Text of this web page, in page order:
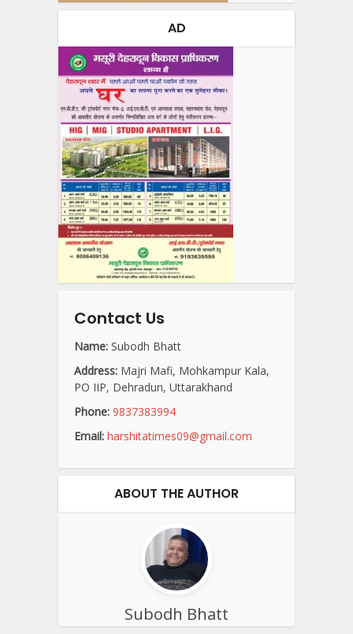
AD
Contact Us
Name: Subodh Bhatt
Address: Majri Mafi, Mohkampur Kala,
PO IIP, Dehradun, Uttarakhand
Phone: 9837383994
Email: harshitatimes09@gmail.com
ABOUT THE AUTHOR
Subodh Bhatt